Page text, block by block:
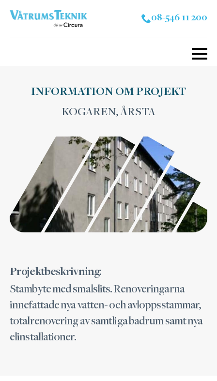
08-546 11 200
INFORMATION OM PROJEKT
KOGAREN, ÅRSTA
Projektbeskrivning:
Stambyte med smalslits. Renoveringarna
innefattade nya vatten- och avloppsstammar,
totalrenovering av samtliga badrum samt nya
elinstallationer.